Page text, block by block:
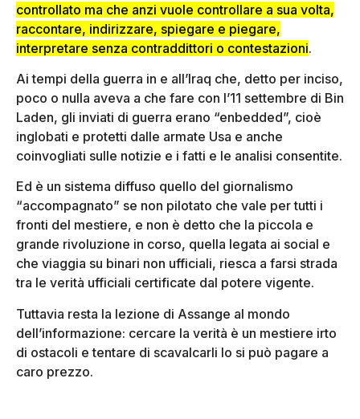
controllato ma che anzi vuole controllare a sua volta,
raccontare, indirizzare, spiegare e piegare,
interpretare senza contraddittori o contestazioni.
Ai tempi della guerra in e all’Iraq che, detto per inciso,
poco o nulla aveva a che fare con l’11 settembre di Bin
Laden, gli inviati di guerra erano “enbedded”, cioè
inglobati e protetti dalle armate Usa e anche
coinvogliati sulle notizie e i fatti e le analisi consentite.
Ed è un sistema diffuso quello del giornalismo
“accompagnato” se non pilotato che vale per tutti i
fronti del mestiere, e non è detto che la piccola e
grande rivoluzione in corso, quella legata ai social e
che viaggia su binari non ufficiali, riesca a farsi strada
tra le verità ufficiali certificate dal potere vigente.
Tuttavia resta la lezione di Assange al mondo
dell’informazione: cercare la verità è un mestiere irto
di ostacoli e tentare di scavalcarli lo si può pagare a
caro prezzo.